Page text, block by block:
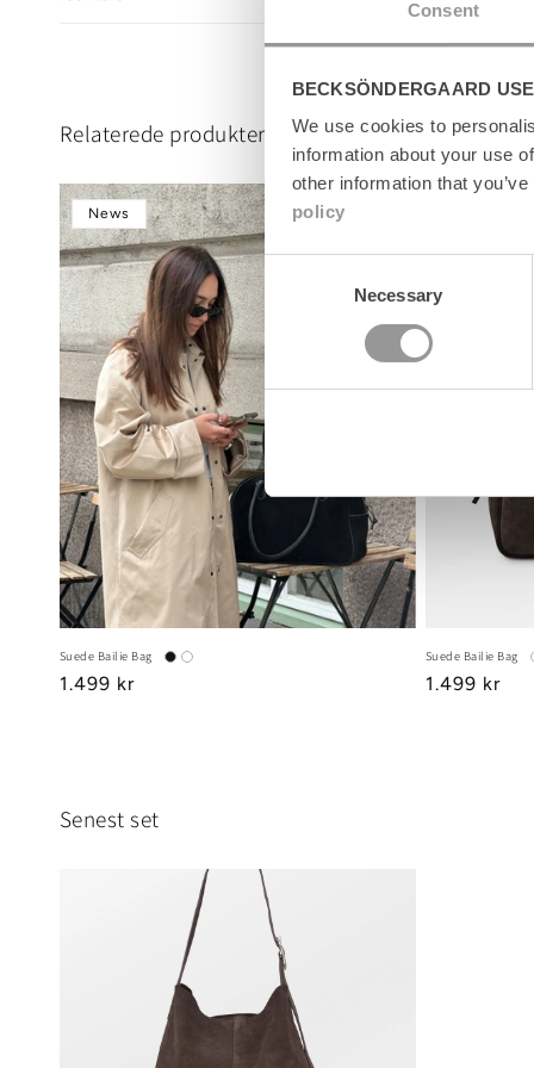
Consent
BECKSÖNDERGAARD
We use cookies to
information about your use
other information that
policy
Selection
Necessary
n
e
n
t
Relaterede produkter
News
Suede Bailie Bag
Regular
1.499 kr
Suede Bailie Bag
Regular
1.499 kr
Senest set